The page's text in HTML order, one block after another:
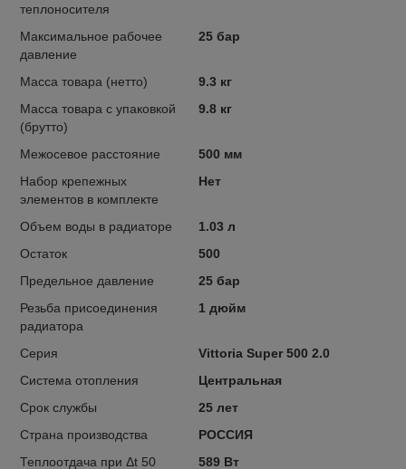
теплоносителя
Максимальное рабочее
давление
25 бар
Масса товара (нетто)
9.3 кг
Масса товара с упаковкой
(брутто)
9.8 кг
Межосевое расстояние
500 мм
Набор крепежных
элементов в комплекте
Нет
Объем воды в радиаторе
1.03 л
Остаток
500
Предельное давление
25 бар
Резьба присоединения
радиатора
1 дюйм
Серия
Vittoria Super 500 2.0
Система отопления
Центральная
Срок службы
25 лет
Страна производства
РОССИЯ
Теплоотдача при Δt 50
589 Вт